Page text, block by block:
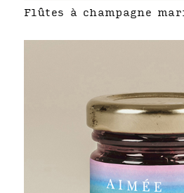
Flûtes à champagne